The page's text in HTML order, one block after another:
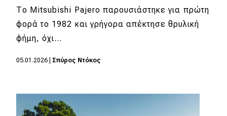
Το Mitsubishi Pajero παρουσιάστηκε για πρώτη
φορά το 1982 και γρήγορα απέκτησε θρυλική
φήμη, όχι…
05.01.2026 Σπύρος Ντόκος